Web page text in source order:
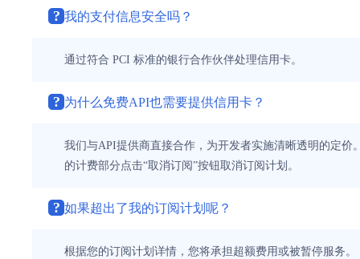
? 我的支付信息安全吗？
通过符合 PCI 标准的银行合作伙伴处理信用卡。
? 为什么免费API也需要提供信用卡？
我们与API提供商直接合作，为开发者实施清晰透明的定
的计费部分点击“取消订阅”按钮取消订阅计划。
? 如果超出了我的订阅计划呢？
根据您的订阅计划详情，您将承担超额费用或被暂停服务。